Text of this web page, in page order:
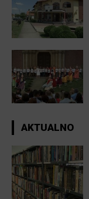
AKTUALNO